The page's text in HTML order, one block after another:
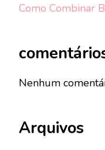
Como Combinar
Nenhum
Arquivos